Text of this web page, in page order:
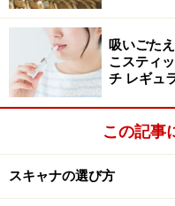
で、ノートPCと接続す
microSD/microSDHC対
蔵しているので、メモ
して使うことも可能だ。
※記事内容は執筆時点のも
吸いごた
こスティ
チ レギュ
この記事
スキャナの選び方